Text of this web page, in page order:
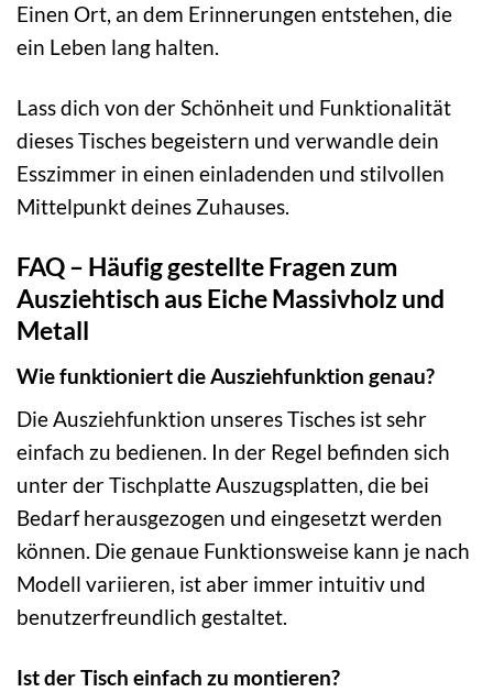
Einen Ort, an dem Erinnerungen entstehen, die
ein Leben lang halten.
Lass dich von der Schönheit und Funktionalität
dieses Tisches begeistern und verwandle dein
Esszimmer in einen einladenden und stilvollen
Mittelpunkt deines Zuhauses.
FAQ – Häufig gestellte Fragen zum
Ausziehtisch aus Eiche Massivholz und
Metall
Wie funktioniert die Ausziehfunktion genau?
Die Ausziehfunktion unseres Tisches ist sehr
einfach zu bedienen. In der Regel befinden sich
unter der Tischplatte Auszugsplatten, die bei
Bedarf herausgezogen und eingesetzt werden
können. Die genaue Funktionsweise kann je nach
Modell variieren, ist aber immer intuitiv und
benutzerfreundlich gestaltet.
Ist der Tisch einfach zu montieren?